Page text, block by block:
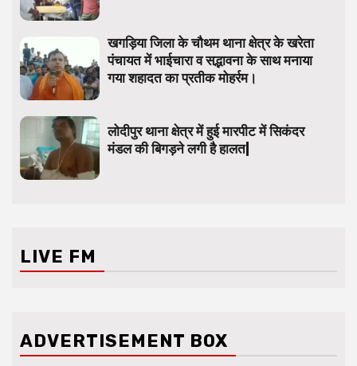
खगड़िया जिला के चौथम थाना क्षेत्र के खरेता
पंचायत में भाईचारा व सद्भावना के साथ मनाया
गया शहादत का प्रतीक मोहर्रम।
लोदीपुर थाना क्षेत्र में हुई मारपीट में सिकंदर
मंडल की बिगड़ने लगी है हालत|
LIVE FM
ADVERTISEMENT BOX